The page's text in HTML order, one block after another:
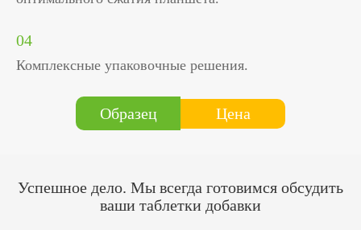
04
Комплексные упаковочные решения.
Образец Цена
Успешное дело. Мы всегда готовимся обсудить
ваши таблетки добавки